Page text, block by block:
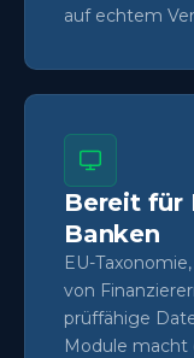
auf echtem
Bereit für
Banken
EU-Taxonomie,
von
prüffähige
Module macht